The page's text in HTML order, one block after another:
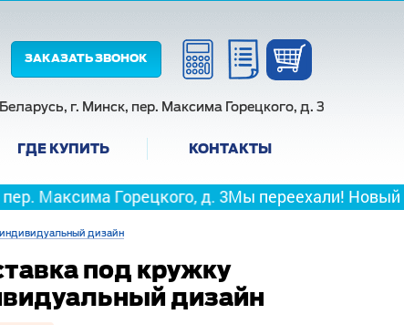
ЗАКАЗАТЬ ЗВОНОК
г. Минск, пер. Максима Горецкого, д. 3
ГДЕ КУПИТЬ КОНТАКТЫ
Горецкого, д. 3Мы переехали! Новый адрес г.
дизайн
под кружку
дизайн